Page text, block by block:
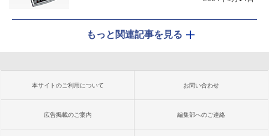
もっと関連記事を見る
本サイトのご利用について お問い合わせ
広告掲載のご案内 編集部へのご連絡